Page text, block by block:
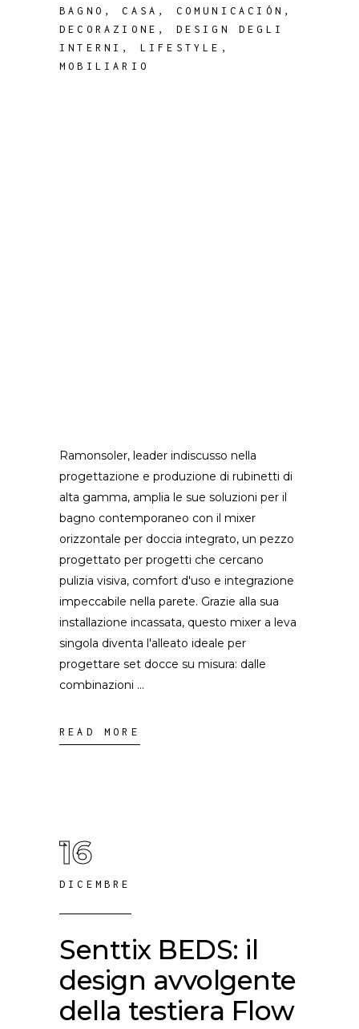
BAGNO ,CASA , COMUNICACIÓN ,
DECORAZIONE , DESIGN DEGLI
INTERNI , LIFESTYLE ,
MOBILIARIO
Ramonsoler, leader indiscusso nella
progettazione e produzione di rubinetti di
alta gamma, amplia le sue soluzioni per il
bagno contemporaneo con il mixer
orizzontale per doccia integrato, un pezzo
progettato per progetti che cercano
pulizia visiva, comfort d'uso e integrazione
impeccabile nella parete. Grazie alla sua
installazione incassata, questo mixer a leva
singola diventa l'alleato ideale per
progettare set docce su misura: dalle
combinazioni
READ MORE
16
DICEMBRE
Senttix BEDS: il
design avvolgente
della testiera Flow